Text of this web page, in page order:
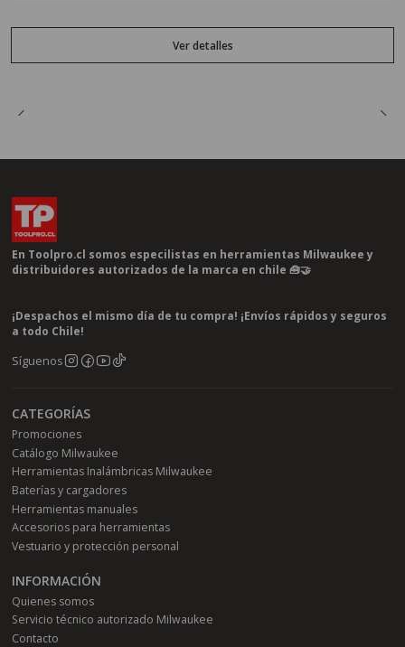
Ver detalles
En Toolpro.cl somos especilistas en herramientas Milwaukee y
distribuidores autorizados de la marca en chile 🧰🤝
¡Despachos el mismo día de tu compra! ¡Envíos rápidos y seguros
a todo Chile!
Síguenos
CATEGORÍAS
Promociones
Catálogo Milwaukee
Herramientas Inalámbricas Milwaukee
Baterías y cargadores
Herramientas manuales
Accesorios para herramientas
Vestuario y protección personal
INFORMACIÓN
Quienes somos
Servicio técnico autorizado Milwaukee
Contacto